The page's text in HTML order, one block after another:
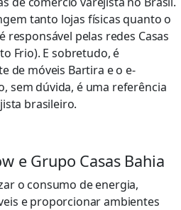
tanto lojas físicas quanto o
pelas redes Casas
Frio). E sobretudo, é
de móveis Bartira e o e-
sem dúvida, é uma referência
brasileiro.
e Grupo Casas Bahia
o consumo de energia,
e proporcionar ambientes